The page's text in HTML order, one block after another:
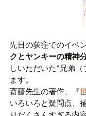
先日の荻窪でのイベ
クとヤンキーの精
しいただいた”兄弟
ます。
斎藤先生の著作、『
いろいろと疑問点、